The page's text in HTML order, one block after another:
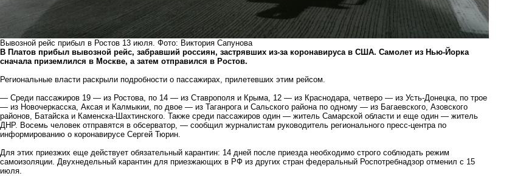
Вывозной рейс прибыл в Ростов 13 июля. Фото: Виктория Сапунова
В Платов прибыл вывозной рейс, забравший россиян, застрявших из-за коронавируса в США. Самолет из Нью-Йорка
сначала приземлился в Москве, а затем отправился в Ростов.
Региональные власти раскрыли подробности о пассажирах, прилетевших этим рейсом.
— Среди пассажиров 19 — из Ростова, по 14 — из Ставрополя и Крыма, 12 — из Краснодара, четверо — из Усть-Донецка, по трое
— из Новочеркасска, Аксая и Калмыкии, по двое — из Таганрога и Сальского района по одному — из Багаевского, Азовского
районов, Батайска и Каменска-Шахтинского. Также среди пассажиров один — житель Самарской области и еще один — житель
ДНР. Восемь человек отправятся в обсерватор, — сообщил журналистам руководитель регионального пресс-центра по
информированию о коронавирусе Сергей Тюрин.
Для этих приезжих еще действует обязательный карантин: 14 дней после приезда необходимо строго соблюдать режим
самоизоляции. Двухнедельный карантин для приезжающих в РФ из других стран федеральный Роспотребнадзор отменил с 15
июля.